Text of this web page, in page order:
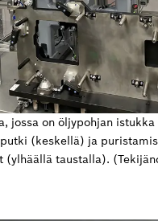
jossa on öljypohjan
(keskellä) ja
(ylhäällä taustalla).